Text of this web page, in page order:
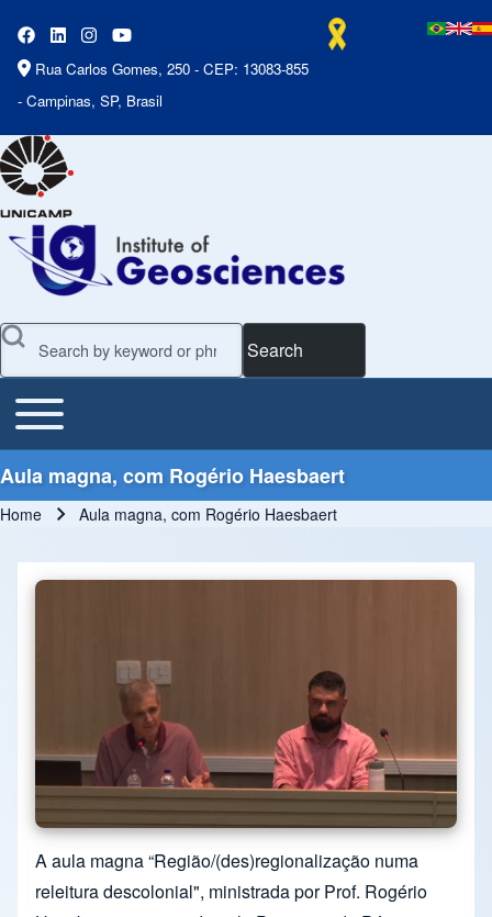
Rua Carlos Gomes, 250 - CEP: 13083-855
- Campinas, SP, Brasil
Search
Main Menu
Toggle main menu
Aula magna, com Rogério Haesbaert
Home Aula magna, com Rogério Haesbaert
A aula magna “Região/(des)regionalização numa
releitura descolonial", ministrada por Prof. Rogério